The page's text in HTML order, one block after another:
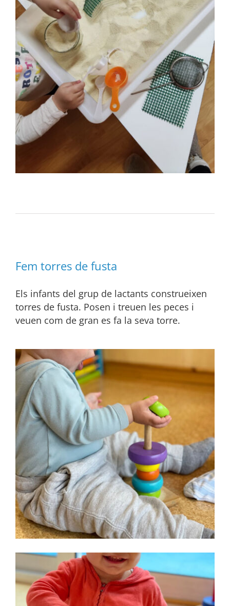
Fem torres de fusta
Els infants del grup de lactants construeixen
torres de fusta. Posen i treuen les peces i
veuen com de gran es fa la seva torre.